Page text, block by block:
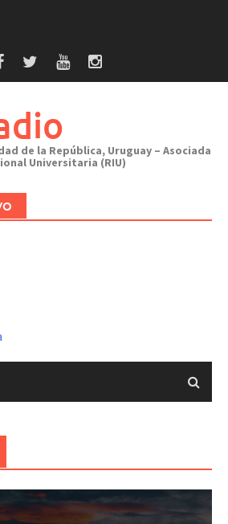
de la República, Uruguay – Asociada
Universitaria (RIU)